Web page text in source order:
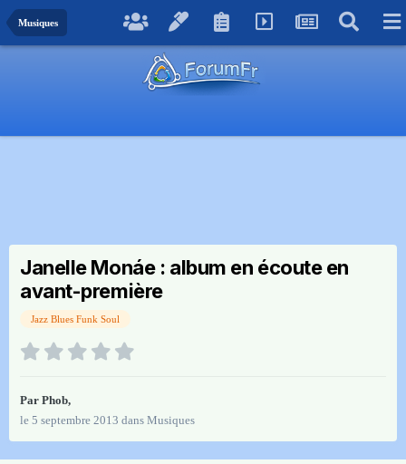
Musiques
Janelle Monáe : album en écoute en
avant-première
Jazz Blues Funk Soul
Par Phob,
le 5 septembre 2013 dans Musiques